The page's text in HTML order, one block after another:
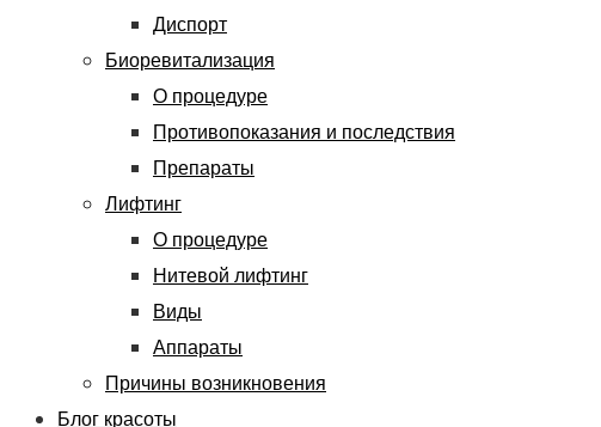
Диспорт
Биоревитализация
О процедуре
Противопоказания и последствия
Препараты
Лифтинг
О процедуре
Нитевой лифтинг
Виды
Аппараты
Причины возникновения
Блог красоты